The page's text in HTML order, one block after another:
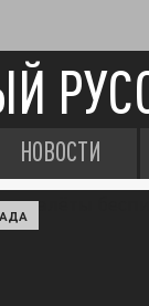
НОВОСТИ